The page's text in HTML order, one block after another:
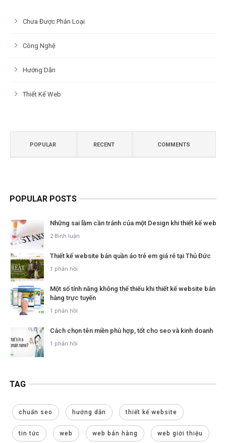
Chưa Được Phân Loại
Công Nghệ
Hướng Dẫn
Thiết Kế Web
POPULAR RECENT COMMENTS
POPULAR POSTS
Những sai lầm cần tránh của một Design khi thiết kế web
2 Bình luận
Thiết kế website bán quần áo trẻ em giá rẻ tại Thủ Đức
1 phản hồi
Một số tính năng không thế thiếu khi thiết kế website bán
hàng trực tuyến
1 phản hồi
Cách chọn tên miền phù hợp, tốt cho seo và kinh doanh
1 phản hồi
TAG
chuẩn seo hướng dẫn thiết kế website
tin tức web web bán hàng web giới thiệu